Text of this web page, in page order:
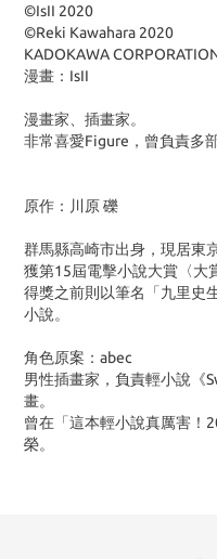
©IsII 2020
©Reki Kawahara 2020
KADOKAWA
漫畫：IsII
漫畫家、插畫家。
非常喜愛Figure，曾負責多
原作：川原 礫
群馬縣高崎市出身，現居東
獲第15屆電擊小說大賞〈大
得獎之前則以筆名「九里史
小說。
角色原案：abec
男性插畫家，負責輕小說《
畫。
曾在「這本輕小說真厲害！
榮。